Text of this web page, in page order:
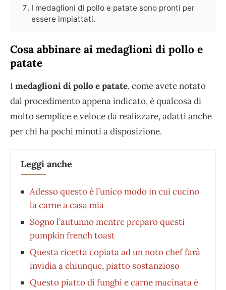
I medaglioni di pollo e patate sono pronti per
essere impiattati.
Cosa abbinare ai medaglioni di pollo e
patate
I medaglioni di pollo e patate, come avete notato
dal procedimento appena indicato, è qualcosa di
molto semplice e veloce da realizzare, adatti anche
per chi ha pochi minuti a disposizione.
Leggi anche
Adesso questo è l’unico modo in cui cucino
la carne a casa mia
Sogno l’autunno mentre preparo questi
pumpkin french toast
Questa ricetta copiata ad un noto chef farà
invidia a chiunque, piatto sostanzioso
Questo piatto di funghi e carne macinata è